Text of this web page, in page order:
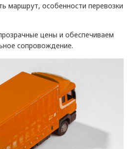
маршрут, особенности перевозки
цены и обеспечиваем
сопровождение.